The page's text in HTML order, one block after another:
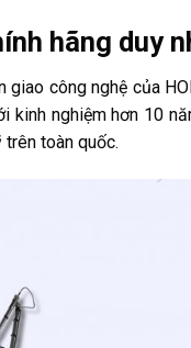
hãng duy
công nghệ của
nghiệm hơn 10
toàn quốc.